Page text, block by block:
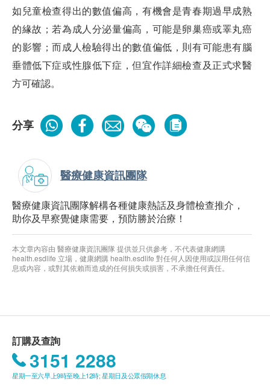
如兒童檢查得出的數值偏高，有機會是青春期過早成熟
的緣故；若為成人分泌量偏高，可能是卵巢癌或睪丸癌
的影響；而成人檢驗得出的數值偏低，則有可能患有腦
垂體低下症或性腺低下症，但宜作詳細檢查及正式求醫
方可確認。
分享
醫療健康資訊團隊
醫療健康資訊團隊解構各種健康熱話及身體檢查推介，
助你及早察覺健康需要，預防勝於治療！
本文章內容由 醫療健康資訊團隊 提供並只供參考，不代表健康網購
health.esdlife 立場，健康網購 health.esdlife 對任何人因使用或誤用任何信
息或內容，或對其依賴而造成的任何損失或損害，不承擔任何責任。
訂購及查詢
3151 2288
星期一至六早上9時至晚上12時; 星期日及公眾假期休息